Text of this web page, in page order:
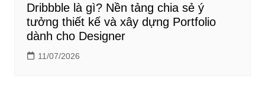
Dribbble là gì? Nền tảng chia sẻ ý
tưởng thiết kế và xây dựng Portfolio
dành cho Designer
11/07/2026